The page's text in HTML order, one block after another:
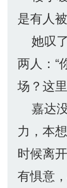
是有人
她叹
两人：“
场？这
嘉达
力，本
时候离
有惧意